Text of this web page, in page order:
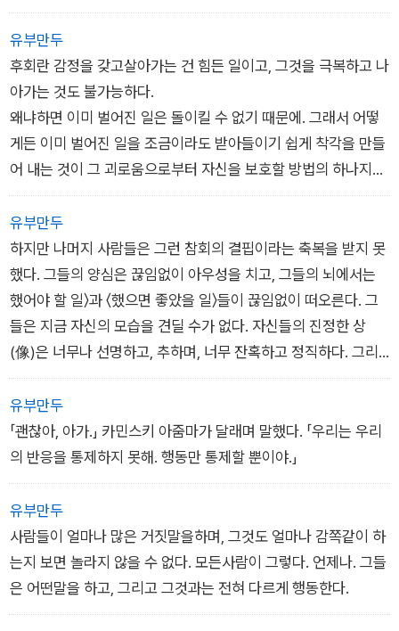
여서인지도, 아니면 엄마가 카민스키 부인에게 모를 돌보겠다고
한 약속 때문인지도, 또 아니면 엄마는 이미 내린 결정을 번복하
지 않는 사람이어서 인지도 모른다. 이유가 뭐든, 엄마는 캐런 이
모에게서 고개를 돌리고 다시 말한다. 「모, 네가 신어.」 그리고 아
무 말없이 몸을 돌려 다시 전장으로 되돌아간다.
모는 추워서 몸을 제대로 가누지도 못한다. 모의 근육은 격렬히
떨리고, 손가락은 얼어서 곱은 상태다. 그래도 가까스로 내 티셔
츠와 파카를 껴입는 데 성공한다. 그리고 부츠를 벗고, 찢어진 청
바지 위에 내 운동복 바지를 겹쳐 입은 뒤 내 작은 어그 부츠에 발
을 밀어 넣는다. 내 양말은 장갑처럼 손에 낀다. 그리고 마지막으
로, 캐런 이모의 쏘아보는 눈길과 바람을 차단하기 위해 내 파카
의 후드를 뒤집어쓰고 턱까지 조여 맨다.
「엄마를 찾을 수 있겠어?」 밥 삼촌은 마치 오즈의 생각에 감동이
라도 한 듯이 눈썹을 치켜 올리며 말한다.
「빙고가 같이 가면 돼.」 오즈가 말한다. 「빙고는 누구든 찾을 수 있
어. 핀이랑 숨바꼭질하면 언제나 빙고가 찾아냈어. 누나는 아주
잘 숨는데도.」
「아주 좋은 생각이네!」
제발요. 나는 애원한다. 제발, 밥 삼촌, 지금 무슨 짓을 하려는 건
지 다시 생각해 봐요.
「빙고가 같이 가면, 엄마랑 여기로 다시 돌아오는 길을 찾을 때도
도움이 되겠네.」
나는 오즈를 돌아본다. 아주 진지하게 고개를 끄덕이는 오즈의 얼
굴은, 남자들끼리 뭔가 심각한 대화를 할 때 짓는 아빠의 표정을
따라하고 있다.
모, 도와줘. 나는 울부짖는다. 하지만 모는 이 상황을 전혀 알 리
가 없다. 모는 안에서 오즈가 돌아오기 전에 되도록 빨리 눈을 녹
이는 데만 집중한다.
「가기 전에 말이야.」 밥 삼촌이 말한다. 「내가 줄 게 있어.」
오즈는 여전히 아빠의 표정을 흉내 내며 고개를 끄덕인다. 그리고
내 공포감이 차가워진다. 상황이 이보다 더 나빠질 수 없다고 생
각하지만, 뭔가 더 나빠지는 게 확실하다.
「너하고 빙고가 엄마를 찾다 보면 힘을 내기 위해 먹을 게 필요할
거야.」
「배고파.」 오즈가 말한다.
는 아침에 나갔다고 하더군요.」
혼란스러워하는 엄마의 눈이 커진다. 「그럴 리가 없어요. 오즈가
거길 나왔을 리가 없는데. 절대 그럴 리가 없어요. 오즈는 그럴 행
동을 할 애가 아니에요. 우리 아들은, 걔는……」 엄마는 항상 이렇
게 오즈를 설명하는 데 확신이 없고 어려워한다. 「그 애는 생각이
좀 단순해요.」 엄마는 결국 말을 해버린다. 「스스로 그런 생각을
할 수 있는 애가 아니에요.」
번스의 턱이 씰룩거린다. 아주 미세하지만 그의 감정에 동요가 있
다는 것을 알리는 징후다. 「죄송합니다.」 그가 말을 이어 간다. 「하
지만 같이 있지 않았답니다. 일단 아드님을 계속 찾도록 구조대에
지시를 내렸어요.」
엄마는 빨갛고 갈라진 손을 내려다보며 부정 혹은 당혹감, 과부하
때문인지 고개를 앞뒤로 흔든다.
「경찰견 부대가 곧 이리로 올 겁니다.」 번스가 말한다.
「그리고 아직 밤이 되기 전에 아직 한 시간 정도가 남아 있으니,
바라건대……」
「한 시간이라뇨?」 엄마가 비명을 내지르듯 그의 말을 가로막는
다. 「한 시간이라니 그게 무슨 말이에요? 내 딸과 아들이 숲을 헤
매고 있어요. 밤이 온다고 구조를 멈춰선 안 돼요.」
나치게 확대된 상(像)이다. 그래서인지 엄마는 오즈가 태어났을
때부터 그 아이와 마주하는 것을 거부해 왔다.
엄마는 주먹을 꼭 쥔 채 그 자리에 계속 서서 어두운 밖을 바라본
다.
유부만두
후회란 감정을 갖고살아가는 건 힘든 일이고, 그것을 극복하고 나
아가는 것도 불가능하다.
왜냐하면 이미 벌어진 일은 돌이킬 수 없기 때문에. 그래서 어떻
게든 이미 벌어진 일을 조금이라도 받아들이기 쉽게 착각을 만들
어 내는 것이 그 괴로움으로부터 자신을 보호할 방법의 하나지만,
엄마는 그런 착각에 빠지지도 못하는 사람이다.
유부만두
하지만 나머지 사람들은 그런 참회의 결핍이라는 축복을 받지 못
했다. 그들의 양심은 끊임없이 아우성을 치고, 그들의 뇌에서는
했어야 할 일〉과 〈했으면 좋았을 일〉들이 끊임없이 떠오른다. 그
들은 지금 자신의 모습을 견딜 수가 없다. 자신들의 진정한 상
(像)은 너무나 선명하고, 추하며, 너무 잔혹하고 정직하다. 그리
고 나는 어떤 가장된 자아나일말의 무지 없이, 우리가 우리 자신
을 그렇게 숨김없이 적나라하게 봐서는 안 되며, 또한 우리의 본
성이 날 것 그대로 드러나서도 안 된다는것을 깨닫는다.
엄마와 모와 클로이 언니는 각기 다른 후회로 고통스럽다. 물론
그 근본적인 원천은 시간을 되돌리고 싶고, 운명을 뒤바꾸고 싶
고, 그리고 그때의 자신보다 더 나은 자신이기를 바라는 강렬한
욕망이라는 점에서는 같지만 말이다.
유부만두
「괜찮아, 아가.」 카민스키 아줌마가 달래며 말했다. 「우리는 우리
의 반응을 통제하지 못해. 행동만 통제할 뿐이야.」
유부만두
사람들이 얼마나 많은 거짓말을하며, 그것도 얼마나 감쪽같이 하
는지 보면 놀라지 않을 수 없다. 모든사람이 그렇다. 언제나. 그들
은 어떤말을 하고, 그리고 그것과는 전혀 다르게 행동한다.